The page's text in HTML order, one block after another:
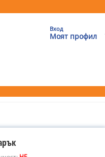
Вход
Моят профил